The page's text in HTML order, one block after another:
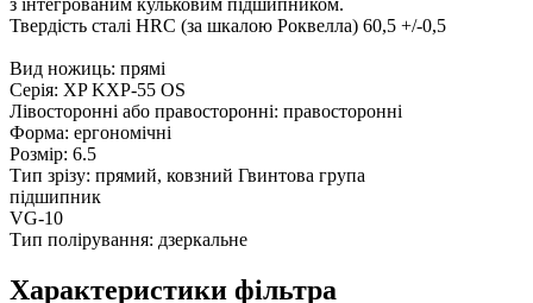
з інтегрованим кульковим підшипником.
Твердість сталі HRC (за шкалою Роквелла) 60,5 +/-0,5
Вид ножиць: прямі
Серія: XP KXP-55 OS
Лівосторонні або правосторонні: правосторонні
Форма: ергономічні
Розмір: 6.5
Тип зрізу: прямий, ковзний Гвинтова група
підшипник
VG-10
Тип полірування: дзеркальне
Характеристики фільтра